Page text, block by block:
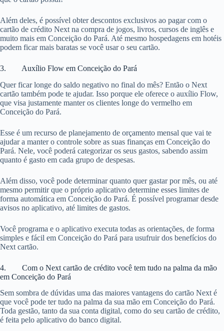
Além deles, é possível obter descontos exclusivos ao pagar com o
cartão de crédito Next na compra de jogos, livros, cursos de inglês e
muito mais em Conceição do Pará. Até mesmo hospedagens em hotéis
podem ficar mais baratas se você usar o seu cartão.
3. Auxílio Flow em Conceição do Pará
Quer ficar longe do saldo negativo no final do mês? Então o Next
cartão também pode te ajudar. Isso porque ele oferece o auxílio Flow,
que visa justamente manter os clientes longe do vermelho em
Conceição do Pará.
Esse é um recurso de planejamento de orçamento mensal que vai te
ajudar a manter o controle sobre as suas finanças em Conceição do
Pará. Nele, você poderá categorizar os seus gastos, sabendo assim
quanto é gasto em cada grupo de despesas.
Além disso, você pode determinar quanto quer gastar por mês, ou até
mesmo permitir que o próprio aplicativo determine esses limites de
forma automática em Conceição do Pará. É possível programar desde
avisos no aplicativo, até limites de gastos.
Você programa e o aplicativo executa todas as orientações, de forma
simples e fácil em Conceição do Pará para usufruir dos benefícios do
Next cartão.
4. Com o Next cartão de crédito você tem tudo na palma da mão
em Conceição do Pará
Sem sombra de dúvidas uma das maiores vantagens do cartão Next é
que você pode ter tudo na palma da sua mão em Conceição do Pará.
Toda gestão, tanto da sua conta digital, como do seu cartão de crédito,
é feita pelo aplicativo do banco digital.